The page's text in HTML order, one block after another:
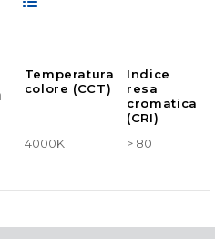
Temperatura
colore (CCT)
Indice
resa
cromatica
(CRI)
4000K > 80 -